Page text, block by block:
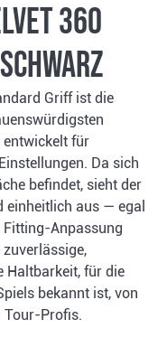
360
Griff ist die
entwickelt für
Da sich
befindet, sieht der
einheitlich aus — egal
Anpassung
Haltbarkeit, für die
bekannt ist, von
Tour-Profis.